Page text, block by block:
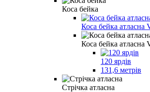
Коса бейка
Коса бейка атласна
Коса бейка атласна
120 ярдів
131,6 метрів
Стрічка атласна